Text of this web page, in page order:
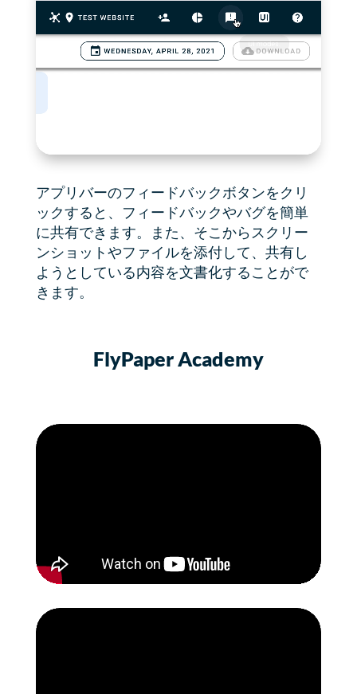
アプリバーのフィードバックボタンをクリ
ックすると、フィードバックやバグを簡単
に共有できます。また、そこからスクリー
ンショットやファイルを添付して、共有し
ようとしている内容を文書化することがで
きます。
FlyPaper Academy